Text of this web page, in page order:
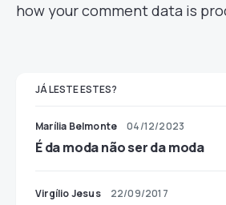
how your comment data is
JÁ LESTE ESTES?
Marília Belmonte 04/12/2023
É da moda não ser da moda
Virgílio Jesus 22/09/2017